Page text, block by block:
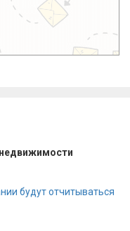
будут отчитываться